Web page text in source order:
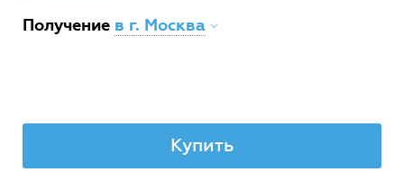
Получение в г. Москва
Купить